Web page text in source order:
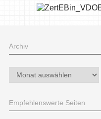
Archiv
Archiv
Empfehlenswerte Seiten